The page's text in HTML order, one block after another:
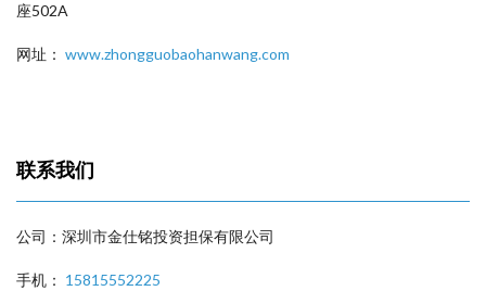
座502A
网址： www.zhongguobaohanwang.com
联系我们
公司：深圳市金仕铭投资担保有限公司
手机： 15815552225